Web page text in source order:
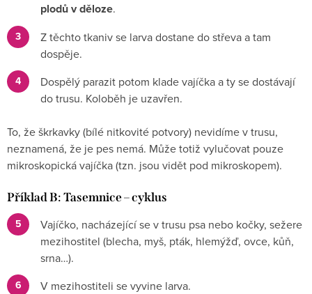
plodů v děloze.
Z těchto tkaniv se larva dostane do střeva a tam
dospěje.
Dospělý parazit potom klade vajíčka a ty se dostávají
do trusu. Koloběh je uzavřen.
To, že škrkavky (bílé nitkovité potvory) nevidíme v trusu,
neznamená, že je pes nemá. Může totiž vylučovat pouze
mikroskopická vajíčka (tzn. jsou vidět pod mikroskopem).
Příklad B: Tasemnice – cyklus
Vajíčko, nacházející se v trusu psa nebo kočky, sežere
mezihostitel (blecha, myš, pták, hlemýžď, ovce, kůň,
srna…).
V mezihostiteli se vyvine larva.